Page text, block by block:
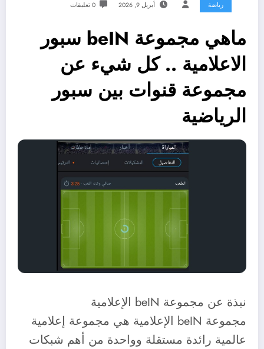
رياضة أبريل 9, 2026 0 تعليقات
ماهي مجموعة beIN سبور
الاعلامية .. كل شيء عن
مجموعة قنوات بين سبور
الرياضية
نبذة عن مجموعة beIN الإعلامية
مجموعة beIN الإعلامية هي مجموعة إعلامية
عالمية رائدة مستقلة وواحدة من أهم شبكات